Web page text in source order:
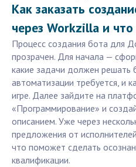
Как заказать
через Workzilla и
Процесс создания бота для
прозрачен. Для начала —
какие задачи должен решать
автоматизации требуется, и
игре. Далее зайдите на
«Программирование» и
описанием. Уже через
предложения от
что поможет сделать
квалификации.